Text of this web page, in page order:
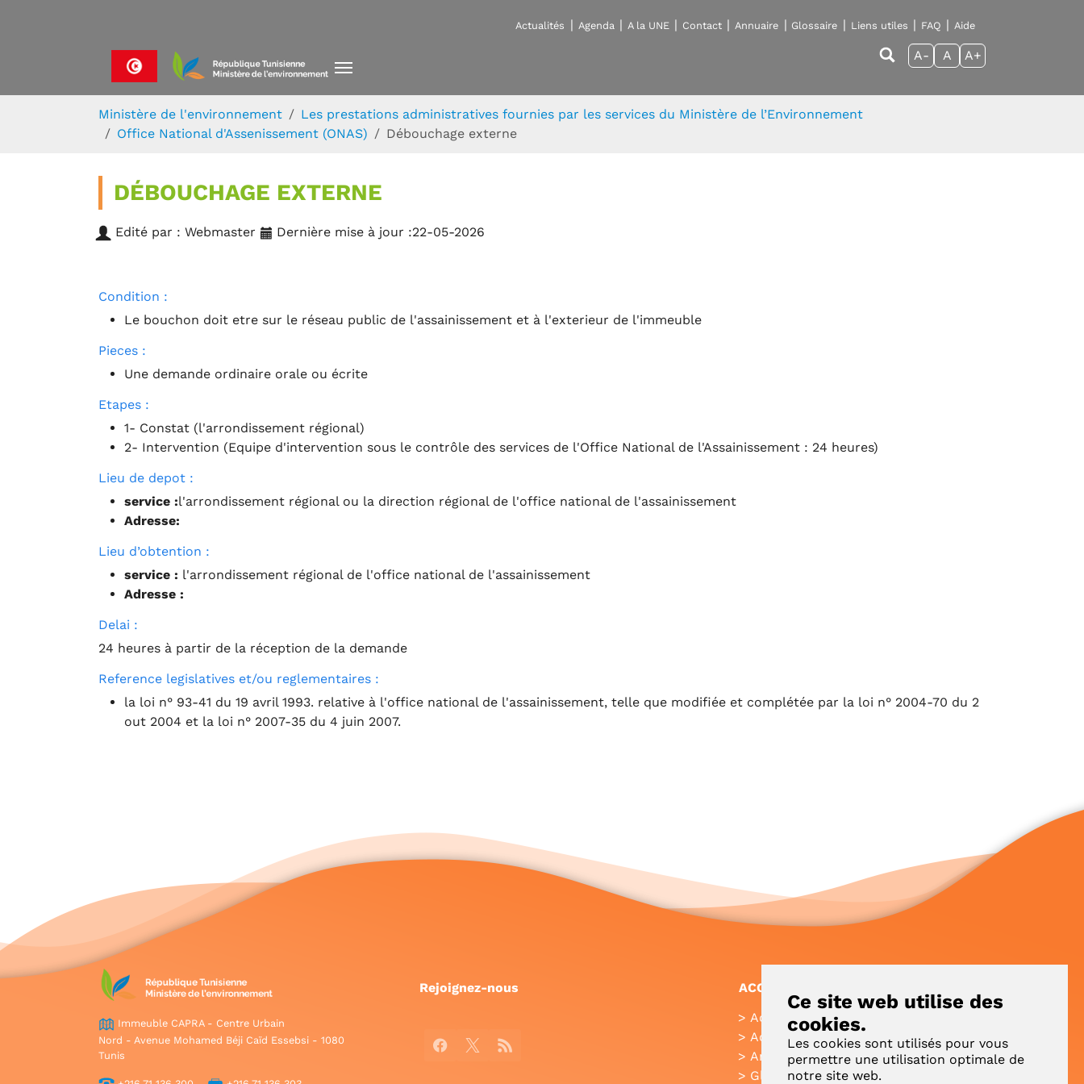
Ce site web utilise des
cookies.
Les cookies sont utilisés pour vous
permettre une utilisation optimale de
notre site web.
Actualités Agenda A la UNE Contact Annuaire Glossaire Liens utiles FAQ Aide
A- A A+
Ministère de l'environnement
Les prestations administratives fournies par les services du Ministère de l’Environnement
Office National d'Assenissement (ONAS)
Débouchage externe
DÉBOUCHAGE EXTERNE
Edité par : Webmaster Dernière mise à jour :22-05-2026
Condition :
Le bouchon doit etre sur le réseau public de l'assainissement et à l'exterieur de l'immeuble
Pieces :
Une demande ordinaire orale ou écrite
Etapes :
1- Constat (l'arrondissement régional)
2- Intervention (Equipe d'intervention sous le contrôle des services de l'Office National de l'Assainissement : 24 heures)
Lieu de depot :
service :l'arrondissement régional ou la direction régional de l'office national de l'assainissement
Adresse:
Lieu d’obtention :
service : l'arrondissement régional de l'office national de l'assainissement
Adresse :
Delai :
24 heures à partir de la réception de la demande
Reference legislatives et/ou reglementaires :
la loi n° 93-41 du 19 avril 1993. relative à l'office national de l'assainissement, telle que modifiée et complétée par la loi n° 2004-70 du 2
out 2004 et la loi n° 2007-35 du 4 juin 2007.
Immeuble CAPRA - Centre Urbain
Nord - Avenue Mohamed Béji Caïd Essebsi - 1080
Tunis
Rejoignez-nous
Facebook
X RSS
ACCÈS RAPIDE
Accueil
Actualités
Annuaire
Glossaire
Plan de site
Aide
Intranet